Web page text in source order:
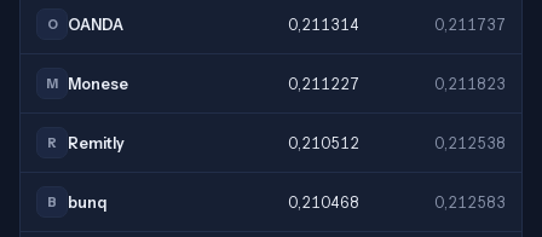
O OANDA 0,211314 0,211737
M Monese 0,211227 0,211823
R Remitly 0,210512 0,212538
B bunq 0,210468 0,212583